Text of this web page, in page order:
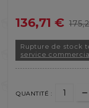
136,71 €
Rupture de stock
service
QUANTITÉ :